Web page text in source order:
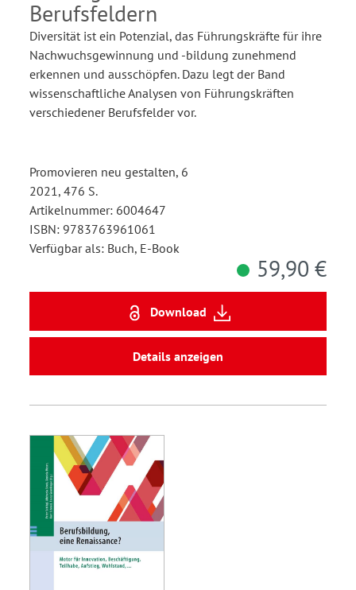
Berufsfeldern
Diversität ist ein Potenzial, das Führungskräfte für ihre
Nachwuchsgewinnung und -bildung zunehmend
erkennen und ausschöpfen. Dazu legt der Band
wissenschaftliche Analysen von Führungskräften
verschiedener Berufsfelder vor.
Promovieren neu gestalten, 6
2021, 476 S.
Artikelnummer: 6004647
ISBN: 9783763961061
Verfügbar als: Buch, E-Book
59,90 €
Download
Details anzeigen